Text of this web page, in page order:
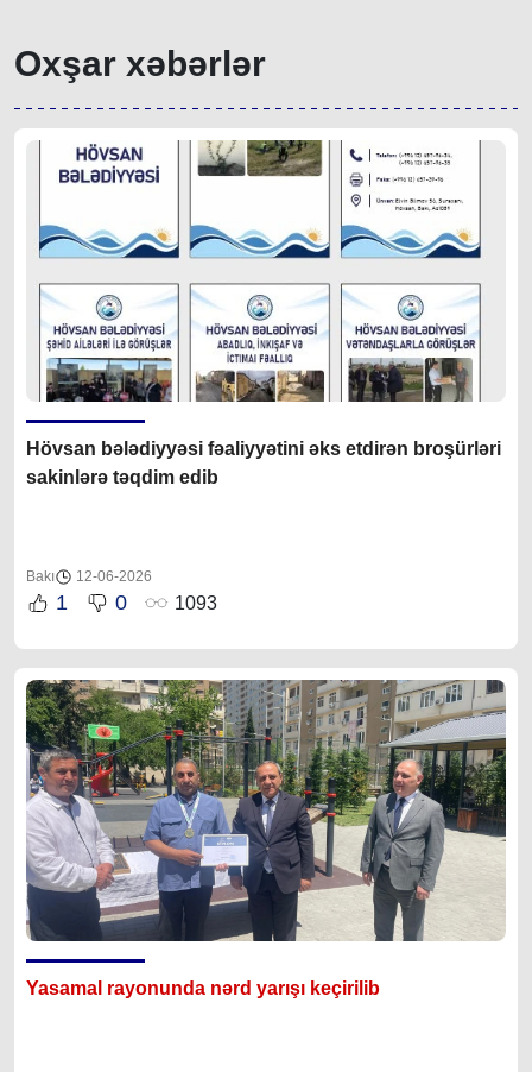
Oxşar xəbərlər
Hövsan bələdiyyəsi fəaliyyətini əks etdirən broşürləri
sakinlərə təqdim edib
Bakı 12-06-2026
1 0 1093
Yasamal rayonunda nərd yarışı keçirilib